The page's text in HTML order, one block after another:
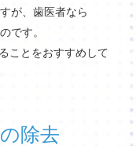
が、歯医者なら
です。
ことをおすすめして
除去